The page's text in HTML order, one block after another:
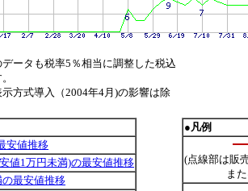
ータも税率5％相当に調整した税込
方式導入（2004年4月)の影響は除
安値推移
値1万円未満)の最安値推移
最安値推移
●凡例
(点線部は販
ま